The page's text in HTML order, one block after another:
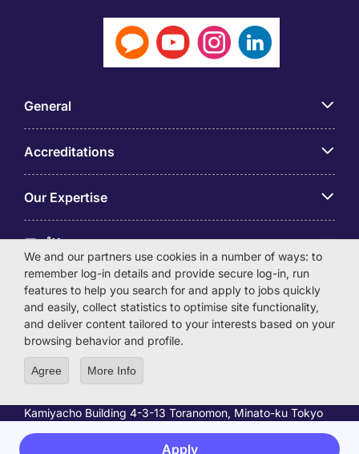
Apply
General
Accreditations
Our Expertise
アプリ
Employer Centre
© Michael Page International (Japan) K.K. Corporation
Kamiyacho Building 4-3-13 Toranomon, Minato-ku Tokyo
105-0001
License Number: 13-ユ-040405 / 派 13-300434
We and our partners use cookies in a number of ways: to
remember log-in details and provide secure log-in, run
features to help you search for and apply to jobs quickly
and easily, collect statistics to optimise site functionality,
and deliver content tailored to your interests based on your
browsing behavior and profile.
Agree More Info